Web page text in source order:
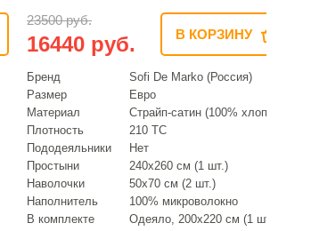
23500 руб.
16440 руб. В КОРЗИНУ
Бренд
Sofi De Marko (Россия)
Размер
Евро
Материал
Страйп-сатин (100% хлопок)
Плотность
210 ТС
Пододеяльники
Нет
Простыни
240х260 см (1 шт.)
Наволочки
50х70 см (2 шт.)
Наполнитель
100% микроволокно
В комплекте
Одеяло, 200х220 см (1 шт.)